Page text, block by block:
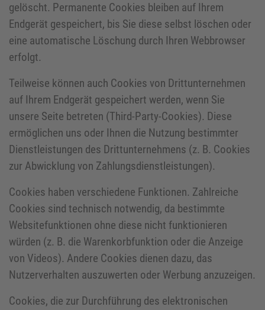
gelöscht. Permanente Cookies bleiben auf Ihrem
Endgerät gespeichert, bis Sie diese selbst löschen oder
eine automatische Löschung durch Ihren Webbrowser
erfolgt.
Teilweise können auch Cookies von Drittunternehmen
auf Ihrem Endgerät gespeichert werden, wenn Sie
unsere Seite betreten (Third-Party-Cookies). Diese
ermöglichen uns oder Ihnen die Nutzung bestimmter
Dienstleistungen des Drittunternehmens (z. B. Cookies
zur Abwicklung von Zahlungsdienstleistungen).
Cookies haben verschiedene Funktionen. Zahlreiche
Cookies sind technisch notwendig, da bestimmte
Websitefunktionen ohne diese nicht funktionieren
würden (z. B. die Warenkorbfunktion oder die Anzeige
von Videos). Andere Cookies dienen dazu, das
Nutzerverhalten auszuwerten oder Werbung anzuzeigen.
Cookies, die zur Durchführung des elektronischen